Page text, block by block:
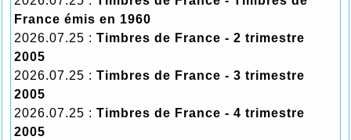
France émis en 1960
2026.07.25 : Timbres de France - 2 trimestre
2005
2026.07.25 : Timbres de France - 3 trimestre
2005
2026.07.25 : Timbres de France - 4 trimestre
2005